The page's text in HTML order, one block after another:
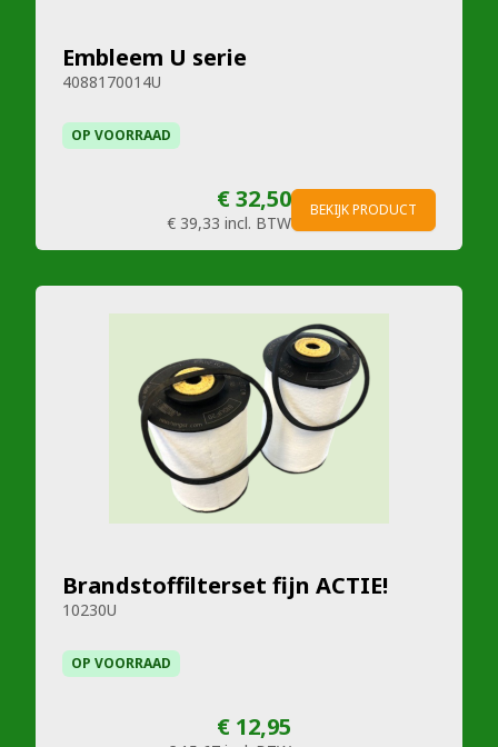
Embleem U serie
4088170014U
OP VOORRAAD
€ 32,50
€ 39,33 incl. BTW
BEKIJK PRODUCT
Brandstoffilterset fijn ACTIE!
10230U
OP VOORRAAD
€ 12,95